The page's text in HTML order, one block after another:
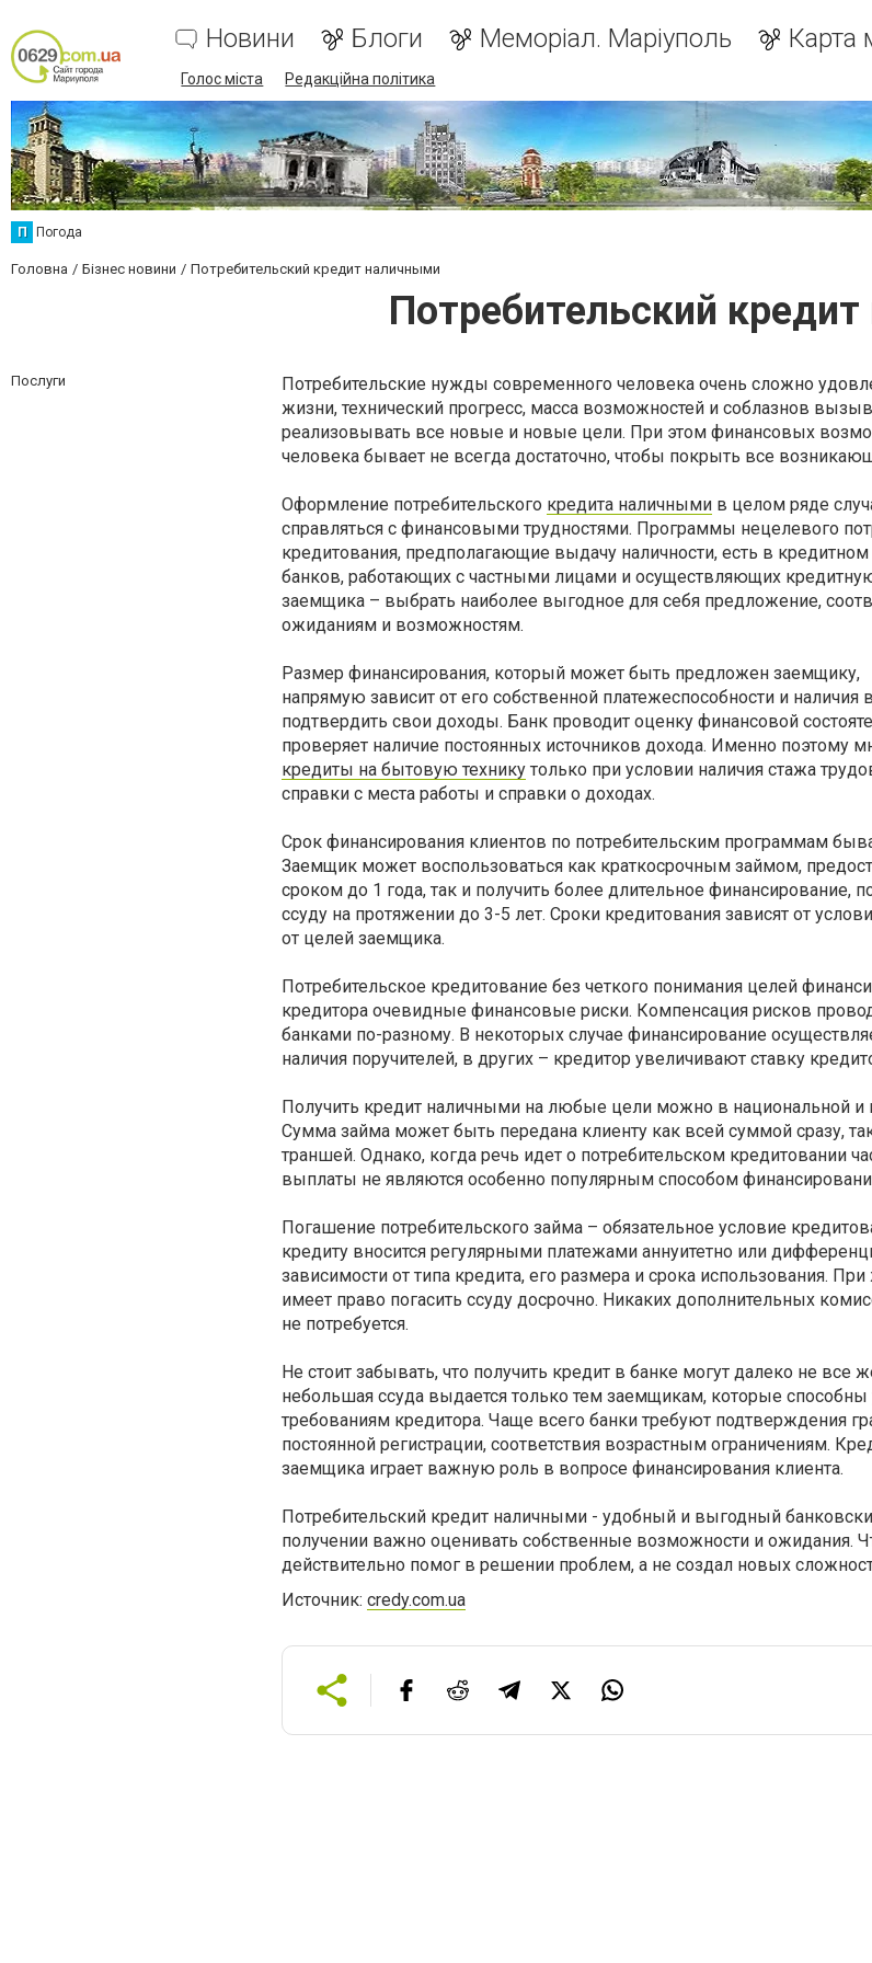
Новини Блоги Меморіал. Маріуполь Карта
Голос міста Редакційна політика
П Погода
Головна Бізнес новини Потребительский кредит наличными
Потребительский
Послуги
Потребительские нужды современного человека очень сложно
жизни, технический прогресс, масса возможностей и соблазнов
реализовывать все новые и новые цели. При этом финансовых
человека бывает не всегда достаточно, чтобы покрыть все
Оформление потребительского кредита наличными в целом ряде
справляться с финансовыми трудностями. Программы нецелевого
кредитования, предполагающие выдачу наличности, есть в
банков, работающих с частными лицами и осуществляющих
заемщика – выбрать наиболее выгодное для себя предложение,
ожиданиям и возможностям.
Размер финансирования, который может быть предложен заемщику,
напрямую зависит от его собственной платежеспособности и наличия
подтвердить свои доходы. Банк проводит оценку финансовой
проверяет наличие постоянных источников дохода. Именно поэтому
кредиты на бытовую технику только при условии наличия стажа
справки с места работы и справки о доходах.
Срок финансирования клиентов по потребительским программам
Заемщик может воспользоваться как краткосрочным займом,
сроком до 1 года, так и получить более длительное финансирование,
ссуду на протяжении до 3-5 лет. Сроки кредитования зависят от
от целей заемщика.
Потребительское кредитование без четкого понимания целей
кредитора очевидные финансовые риски. Компенсация рисков
банками по-разному. В некоторых случае финансирование
наличия поручителей, в других – кредитор увеличивают ставку
Получить кредит наличными на любые цели можно в национальной и
Сумма займа может быть передана клиенту как всей суммой сразу,
траншей. Однако, когда речь идет о потребительском кредитовании
выплаты не являются особенно популярным способом
Погашение потребительского займа – обязательное условие
кредиту вносится регулярными платежами аннуитетно или
зависимости от типа кредита, его размера и срока использования.
имеет право погасить ссуду досрочно. Никаких дополнительных
не потребуется.
Не стоит забывать, что получить кредит в банке могут далеко не
небольшая ссуда выдается только тем заемщикам, которые способны
требованиям кредитора. Чаще всего банки требуют подтверждения
постоянной регистрации, соответствия возрастным ограничениям.
заемщика играет важную роль в вопросе финансирования клиента.
Потребительский кредит наличными - удобный и выгодный
получении важно оценивать собственные возможности и ожидания.
действительно помог в решении проблем, а не создал новых
Источник: credy.com.ua